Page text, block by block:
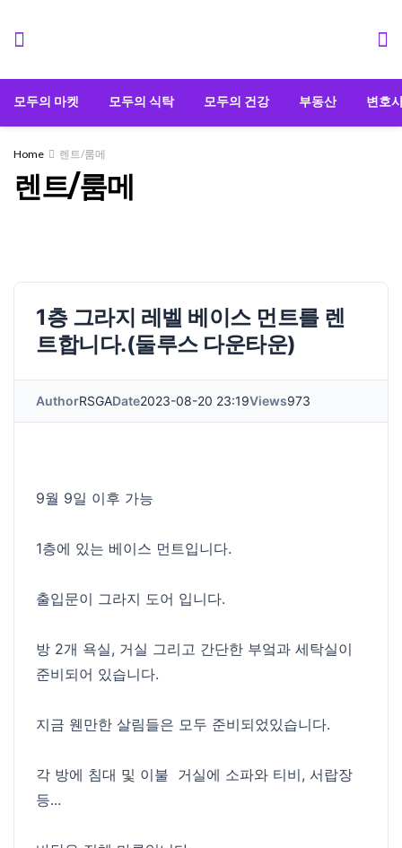
모두의 마켓 모두의 식탁 모두의 건강 부동산 변호
Home 렌트/룸메
렌트/룸메
1층 그라지 레벨 베이스 먼트를 렌
트합니다.(둘루스 다운타운)
AuthorRSGADate2023-08-20 23:19Views973
9월 9일 이후 가능
1층에 있는 베이스 먼트입니다.
출입문이 그라지 도어 입니다.
방 2개 욕실, 거실 그리고 간단한 부엌과 세탁실이
준비되어 있습니다.
지금 웬만한 살림들은 모두 준비되었있습니다.
각 방에 침대 및 이불 거실에 소파와 티비, 서랍장
등...